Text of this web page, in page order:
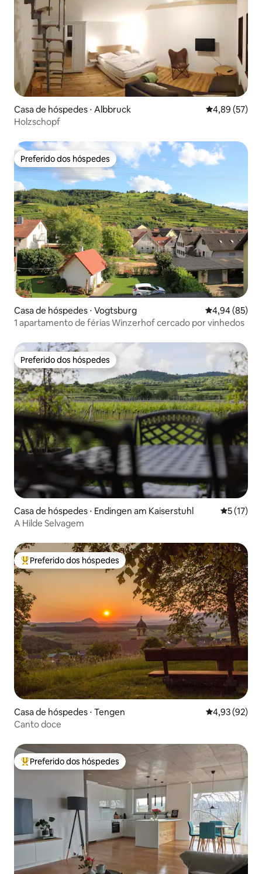
Casa de hóspedes ⋅ Albbruck 4,89 de uma
4,89 (57)
Holzschopf
Preferido dos hóspedes
Preferido dos hóspedes
Casa de hóspedes ⋅ Vogtsburg 4,94 de uma
4,94 (85)
1 apartamento de férias Winzerhof cercado por vinhedos
Preferido dos hóspedes
Preferido dos hóspedes
Casa de hóspedes ⋅ Endingen am Kaiserstuhl 5 de uma
5 (17)
A Hilde Selvagem
Entre os melhores preferidos dos hóspedes
Preferido dos hóspedes
Casa de hóspedes ⋅ Tengen 4,93 de uma
4,93 (92)
Canto doce
Entre os melhores preferidos dos hóspedes
Preferido dos hóspedes